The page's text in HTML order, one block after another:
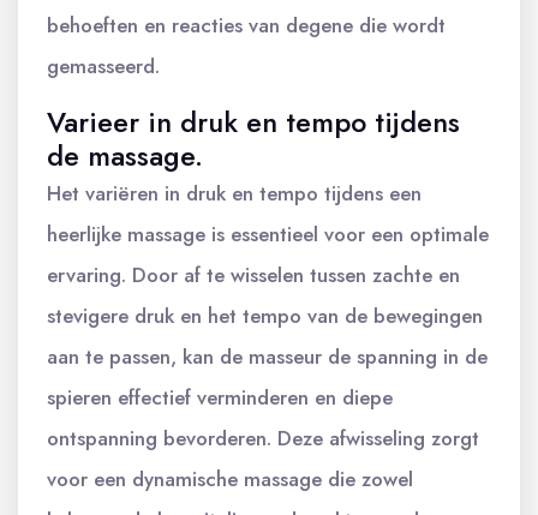
behoeften en reacties van degene die wordt
gemasseerd.
Varieer in druk en tempo tijdens
de massage.
Het variëren in druk en tempo tijdens een
heerlijke massage is essentieel voor een optimale
ervaring. Door af te wisselen tussen zachte en
stevigere druk en het tempo van de bewegingen
aan te passen, kan de masseur de spanning in de
spieren effectief verminderen en diepe
ontspanning bevorderen. Deze afwisseling zorgt
voor een dynamische massage die zowel